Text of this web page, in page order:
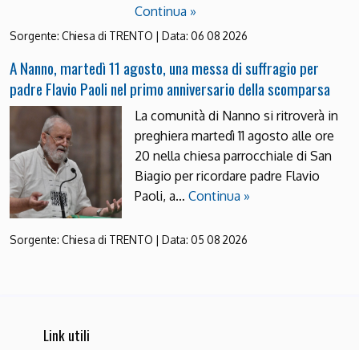
Continua »
Sorgente: Chiesa di TRENTO | Data: 06 08 2026
A Nanno, martedì 11 agosto, una messa di suffragio per
padre Flavio Paoli nel primo anniversario della scomparsa
La comunità di Nanno si ritroverà in
preghiera martedì 11 agosto alle ore
20 nella chiesa parrocchiale di San
Biagio per ricordare padre Flavio
Paoli, a… Continua »
Sorgente: Chiesa di TRENTO | Data: 05 08 2026
Link utili